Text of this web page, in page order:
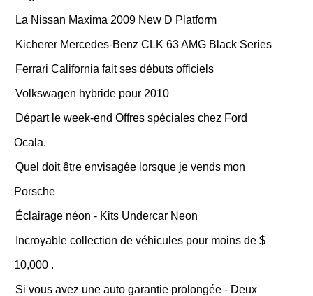
La Nissan Maxima 2009 New D Platform
Kicherer Mercedes-Benz CLK 63 AMG Black Series
Ferrari California fait ses débuts officiels
Volkswagen hybride pour 2010
Départ le week-end Offres spéciales chez Ford
Ocala.
Quel doit être envisagée lorsque je vends mon
Porsche
Éclairage néon - Kits Undercar Neon
Incroyable collection de véhicules pour moins de $
10,000 .
Si vous avez une auto garantie prolongée - Deux